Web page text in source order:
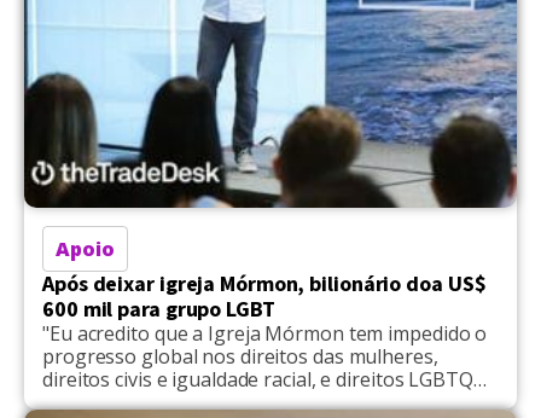
Apoio
Após deixar igreja Mórmon, bilionário doa US$
600 mil para grupo LGBT
"Eu acredito que a Igreja Mórmon tem impedido o
progresso global nos direitos das mulheres,
direitos civis e igualdade racial, e direitos LGBTQ
+", disse Jeff em parte da carta